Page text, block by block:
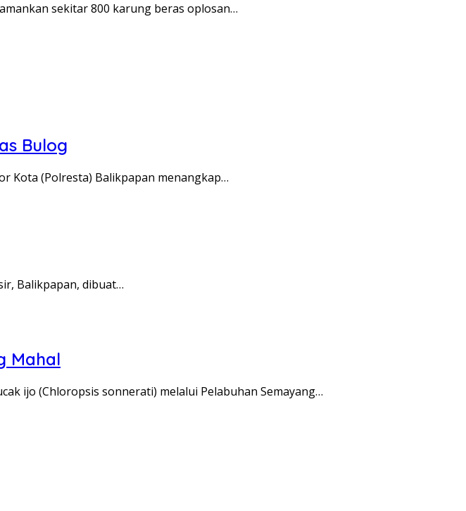
sekitar 800 karung beras oplosan…
Bulog
Kota (Polresta) Balikpapan menangkap…
Balikpapan, dibuat…
Mahal
ijo (Chloropsis sonnerati) melalui Pelabuhan Semayang…